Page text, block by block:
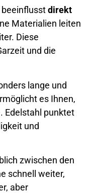
direkt
Materialien leiten
Diese
und die
lange und
es Ihnen,
. Edelstahl punktet
und
zwischen den
schnell weiter,
aber